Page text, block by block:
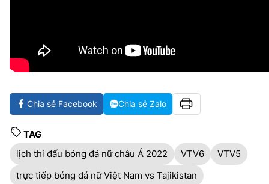
Chia sẻ Facebook Chia sẻ Zalo
TAG
lịch thi đấu bóng đá nữ châu Á 2022
VTV6
VTV5
trực tiếp bóng đá nữ Việt Nam vs Tajikistan